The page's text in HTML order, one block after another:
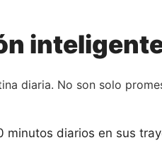
diaria. No son solo
minutos diarios en sus